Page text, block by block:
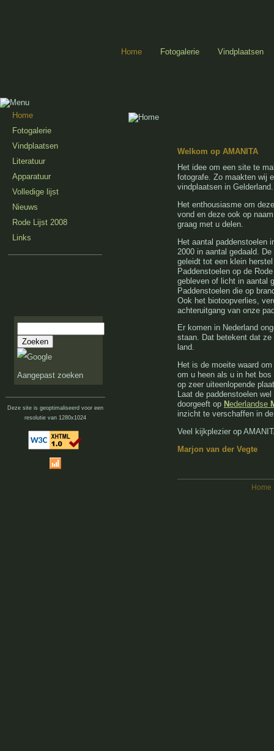
Home Fotogalerie Vindplaatsen
Home
Fotogalerie
Vindplaatsen
Literatuur
Apparatuur
Volledige lijst
Nieuws
Rode Lijst 2008
Links
Aangepast zoeken
Deze site is geoptimaliseerd voor een
resolutie van 1280x1024
Welkom op AMANITA
Het idee om een site te
fotografe. Zo maakten wij
vindplaatsen in Gelderland.
Het enthousiasme om
vond en deze ook op
graag met u delen.
Het aantal paddenstoelen
2000 in aantal gedaald.
geleidt tot een klein
Paddenstoelen op de
gebleven of licht in aantal
Paddenstoelen die op
Ook het biotoopverlies,
achteruitgang van onze
Er komen in Nederland
staan. Dat betekent dat
land.
Het is de moeite waard
om u heen als u in het
op zeer uiteenlopende
Laat de paddenstoelen
doorgeeft op Nederlandse
inzicht te verschaffen in
Veel kijkplezier op
Marjon van der Vegte
Home